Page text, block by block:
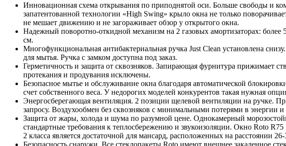
Инновационная схема открывания по приподнятой оси. Больше свободы и
запатентованной технологии «High Swing» крыло окна не только
не мешает движению и не загораживает обзор у открытого окна.
Надежный поворотно-откидной механизм на 2 газовых амортизаторах:
см.
Многофункциональная антибактериальная ручка Just Clean установлена
для мытья. Ручка с замком доступна под заказ.
Герметичность и защита от сквозняков. Запирающая фурнитура прижимает
протекания и продувания исключены.
Безопасное мытье и обслуживание окна благодаря автоматической
счет собственного веса. У недорогих моделей конкурентов такая нужная
Энергосберегающая вентиляция. 2 позиции щелевой вентиляции на ручке.
запросу. Воздухообмен без сквозняков с минимальными потерями в энергии и
Защита от жары, холода и шума по разумной цене. Однокамерный
стандартные требования к теплосбережению и звукоизоляции. Окно Roto
2 класса является достаточной для мансард, расположенных на расстоянии
Безопасность снаружи. Все стеклопакеты Roto имеют внешнее закаленное